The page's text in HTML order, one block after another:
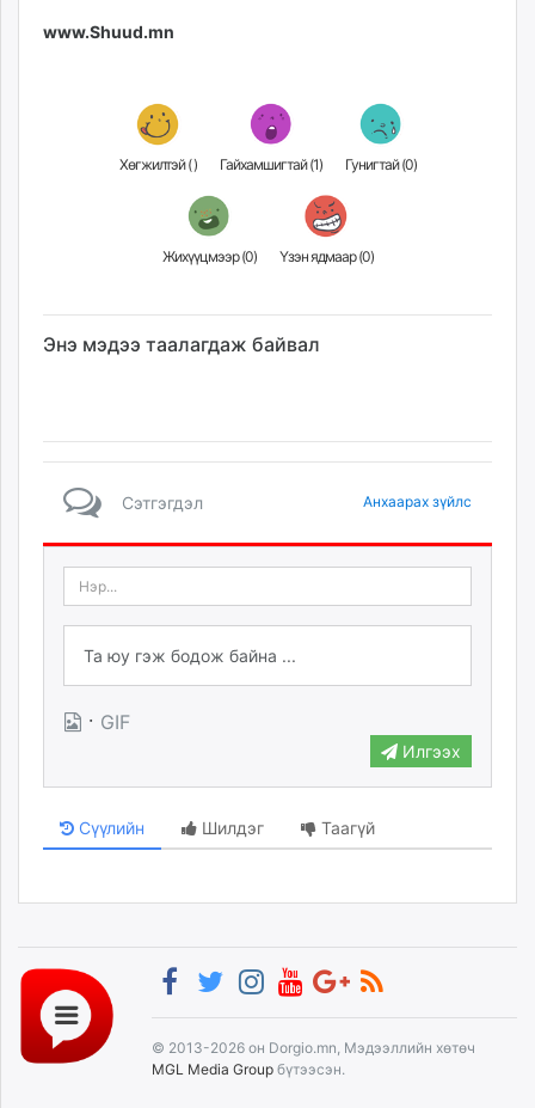
www.Shuud.mn
Хөгжилтэй () Гайхамшигтай (1) Гунигтай (0)
Жихүүцмээр (0) Үзэн ядмаар (0)
Энэ мэдээ таалагдаж байвал
Сэтгэгдэл Анхаарах зүйлс
· GIF
Илгээх
Сүүлийн Шилдэг Таагүй
© 2013-2026 он Dorgio.mn, Мэдээллийн хөтөч
MGL Media Group бүтээсэн.